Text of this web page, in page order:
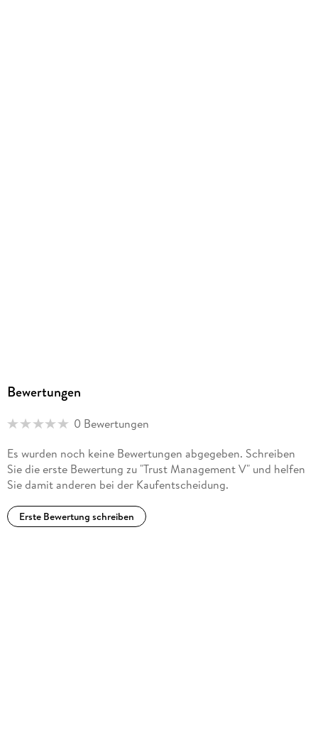
Bewertungen
0 Bewertungen
Es wurden noch keine Bewertungen abgegeben. Schreiben
Sie die erste Bewertung zu "Trust Management V" und helfen
Sie damit anderen bei der Kaufentscheidung.
Erste Bewertung schreiben